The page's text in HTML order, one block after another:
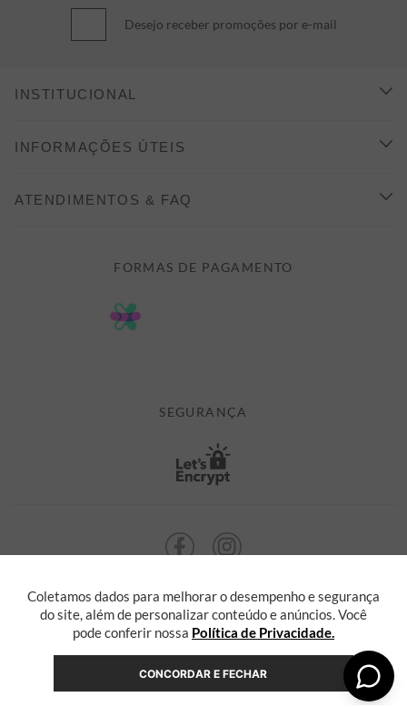
Coletamos dados para melhorar o desempenho e segurança
do site, além de personalizar conteúdo e anúncios. Você
pode conferir nossa Política de Privacidade.
CONCORDAR E FECHAR
Desejo receber promoções por e-mail
INSTITUCIONAL
CONHEÇA A ALEATORY
INFORMAÇÕES ÚTEIS
FORMAS DE PAGAMENTO
POLÍTICA DE PRIVACIDADE
ATENDIMENTOS & FAQ
ATENDIMENTO@ALEATORYSTORE.COM.BR
FORMAS DE PAGAMENTO
SEGURANÇA
ALEATORY @ 2013 TODOS OS DIREITOS RESERVADOS. Radasha Comércio
Eletrônico e Serviços Ltda, com sede na Rua F, nº 329, LT12 QDXI
Serra, Espírito Santo - ES, inscrita no CNPJ sob o nº 55.871.646/0001-36